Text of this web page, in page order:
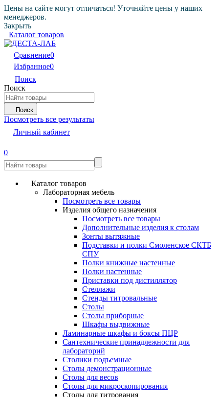
Цены на сайте могут отличаться! Уточняйте цены у наших
менеджеров.
Закрыть
Каталог товаров
Сравнение0
Избранное0
Поиск
Поиск
Поиск
Посмотреть все результаты
Личный кабинет
0
Каталог товаров
Лабораторная мебель
Посмотреть все товары
Изделия общего назначения
Посмотреть все товары
Дополнительные изделия к столам
Зонты вытяжные
Подставки и полки Смоленское СКТБ
СПУ
Полки книжные настенные
Полки настенные
Приставки под дистиллятор
Стеллажи
Стенды титровальные
Столы
Столы приборные
Шкафы выдвижные
Ламинарные шкафы и боксы ПЦР
Сантехнические принадлежности для
лабораторий
Столики подъемные
Столы демонстрационные
Столы для весов
Столы для микроскопирования
Столы для титрования